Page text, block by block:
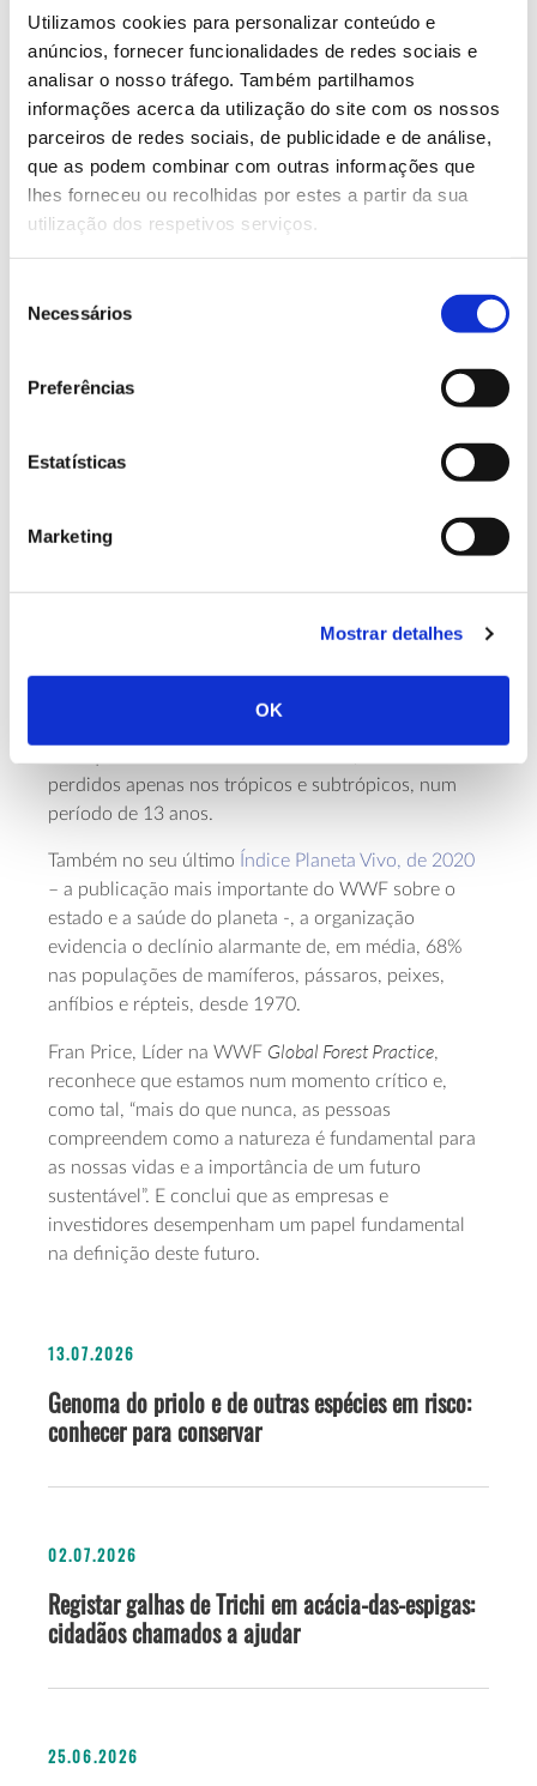
Utilizamos cookies para personalizar conteúdo e
anúncios, fornecer funcionalidades de redes sociais e
analisar o nosso tráfego. Também partilhamos
informações acerca da utilização do site com os nossos
parceiros de redes sociais, de publicidade e de análise,
que as podem combinar com outras informações que
lhes forneceu ou recolhidas por estes a partir da sua
utilização dos respetivos serviços.
Necessários
Preferências
Estatísticas
Marketing
Mostrar detalhes
OK
diferentes entidades poderá ser acompanhada na
plataforma espacial e interativada WWF.
As empresas participantes no Forests Forward
comprometem-se
, de acordo com o WWF, com uma
gestão e comércio florestal sustentável, com a
reflorestação e restauro de ecossistemas, com a
proteção e recuperação da biodiversidade, o
combate à madeira ilegal e com a certificação
A aposta nestas áreas contribuirá para garantir que
43 milhões de hectares de
urgência de inverter o atual estado de degradação
publicado, a organização revela que mais de 43
perdidos apenas nos trópicos e subtrópicos, num
período de 13 anos.
Também no seu último
Índice Planeta Vivo, de 2020
– a publicação mais importante do WWF sobre o
estado e a saúde do planeta -, a organização
evidencia o declínio alarmante de, em média, 68%
nas populações de mamíferos, pássaros, peixes,
anfíbios e répteis, desde 1970.
Fran Price, Líder na WWF Global Forest Practice,
reconhece que estamos num momento crítico e,
como tal, “mais do que nunca, as pessoas
compreendem como a natureza é fundamental para
as nossas vidas e a importância de um futuro
sustentável”. E conclui que as empresas e
investidores desempenham um papel fundamental
na definição deste futuro.
13.07.2026
Genoma do priolo e de outras espécies em risco:
conhecer para conservar
02.07.2026
Registar galhas de Trichi em acácia-das-espigas:
cidadãos chamados a ajudar
25.06.2026